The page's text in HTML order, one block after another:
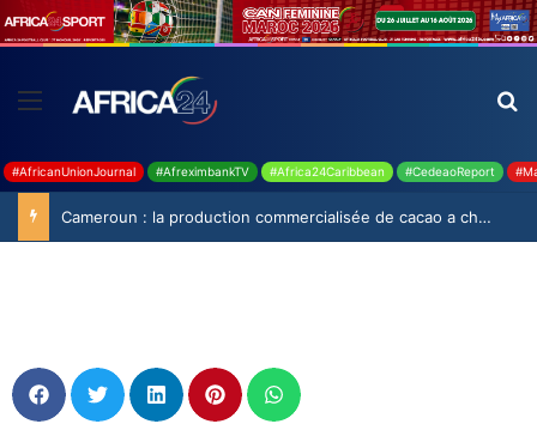
#AfricanUnionJournal #AfreximbankTV #Africa24Caribbean #CedeaoReport
Cameroun : la production commercialisée de cacao a chuté de 19,9% durant la saison 2025-2026